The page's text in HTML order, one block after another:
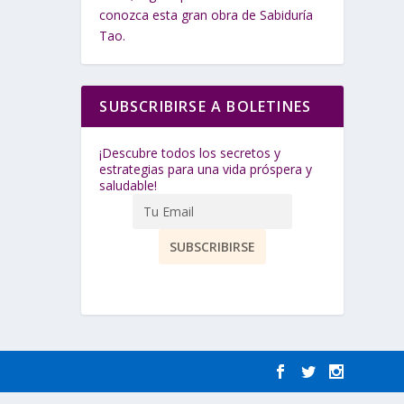
conozca esta gran obra de Sabiduría
Tao.
SUBSCRIBIRSE A BOLETINES
¡Descubre todos los secretos y
estrategias para una vida próspera y
saludable!